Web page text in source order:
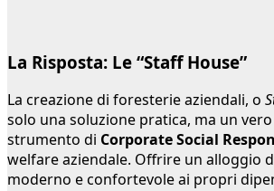
La Risposta: Le “Staff House”
La creazione di foresterie aziendali, o
solo una soluzione pratica, ma un
strumento di Corporate Social
welfare aziendale. Offrire un alloggio
moderno e confortevole ai propri